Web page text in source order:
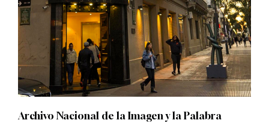
Archivo Nacional de la Imagen y la Palabra